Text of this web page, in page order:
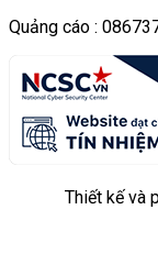
Quảng cáo :
Thiết kế và